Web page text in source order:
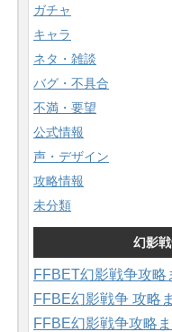
ガチャ
キャラ
ネタ・雑談
バグ・不具合
不満・要望
公式情報
声・デザイン
攻略情報
未分類
幻影
FFBET幻影戦争攻略
FFBE幻影戦争 攻略
FFBE幻影戦争攻略